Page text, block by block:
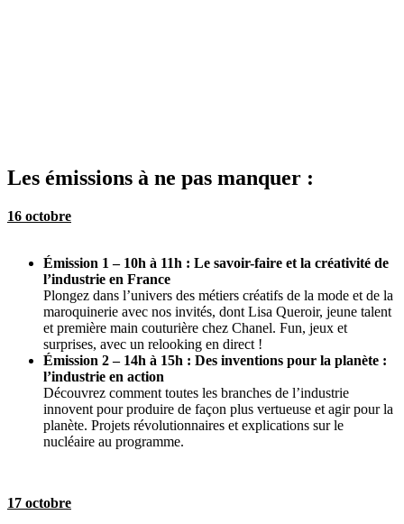
Les émissions à ne pas manquer :
16 octobre
Émission 1 – 10h à 11h : Le savoir-faire et la créativité de
l’industrie en France
Plongez dans l’univers des métiers créatifs de la mode et de la
maroquinerie avec nos invités, dont Lisa Queroir, jeune talent
et première main couturière chez Chanel. Fun, jeux et
surprises, avec un relooking en direct !
Émission 2 – 14h à 15h : Des inventions pour la planète :
l’industrie en action
Découvrez comment toutes les branches de l’industrie
innovent pour produire de façon plus vertueuse et agir pour la
planète. Projets révolutionnaires et explications sur le
nucléaire au programme.
17 octobre